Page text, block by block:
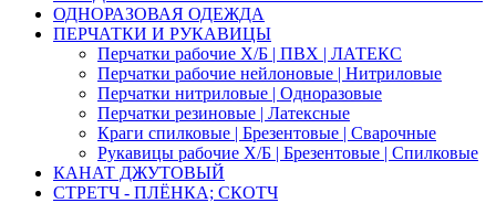
ОДНОРАЗОВАЯ ОДЕЖДА
ПЕРЧАТКИ И РУКАВИЦЫ
Перчатки рабочие Х/Б | ПВХ | ЛАТЕКС
Перчатки рабочие нейлоновые | Нитриловые
Перчатки нитриловые | Одноразовые
Перчатки резиновые | Латексные
Краги спилковые | Брезентовые | Сварочные
Рукавицы рабочие Х/Б | Брезентовые | Спилковые
КАНАТ ДЖУТОВЫЙ
СТРЕТЧ - ПЛЁНКА; СКОТЧ